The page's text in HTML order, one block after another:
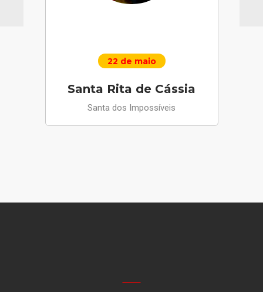
22 de maio
Santa Rita de Cássia
Santa dos Impossíveis